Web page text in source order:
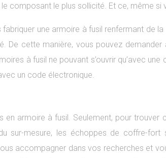
composant le plus sollicité. Et ce, même si
une armoire à fusil renfermant de
De cette manière, vous pouvez
à fusil ne pouvant s’ouvrir qu’avec
un code électronique.
en armoire à fusil. Seulement, pour
mesure, les échoppes de coffre-fort
accompagner dans vos recherches et